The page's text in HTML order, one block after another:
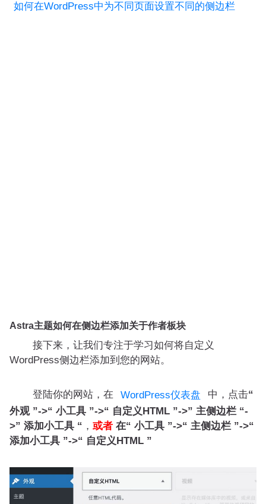
如何在WordPress中为不同页面设置不同的侧边栏
Astra主题如何在侧边栏添加关于作者板块
接下来，让我们专注于学习如何将自定义
WordPress侧边栏添加到您的网站。
登陆你的网站，在 WordPress仪表盘 中，点击“
外观 ”->“ 小工具 ”->“ 自定义HTML ”->” 主侧边栏 “-
>” 添加小工具 “ ， 或者 在“ 小工具 ”->“ 主侧边栏 ”->“
添加小工具 ”->“ 自定义HTML ”